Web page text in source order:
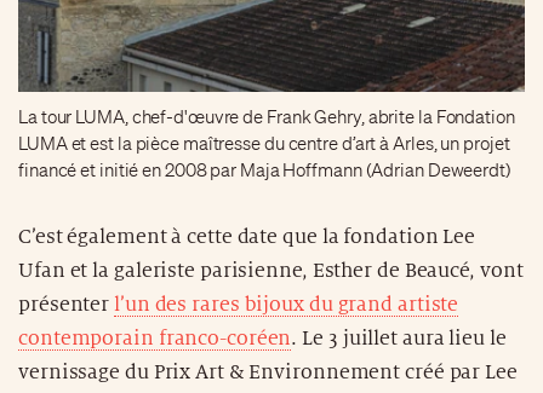
La tour LUMA, chef-d'œuvre de Frank Gehry, abrite la Fondation
LUMA et est la pièce maîtresse du centre d’art à Arles, un projet
financé et initié en 2008 par Maja Hoffmann (Adrian Deweerdt)
C’est également à cette date que la fondation Lee
Ufan et la galeriste parisienne, Esther de Beaucé, vont
présenter l’un des rares bijoux du grand artiste
contemporain franco-coréen. Le 3 juillet aura lieu le
vernissage du Prix Art & Environnement créé par Lee